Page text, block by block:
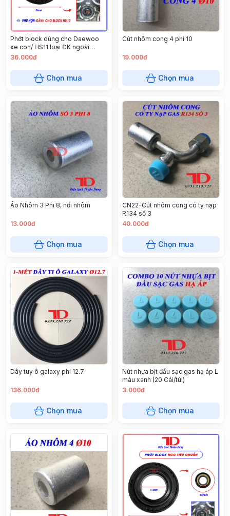
Phớt block dùng cho Daewoo
xe con/ HS11 loại ĐK ngoài
26mm - (A)* (1.7k) PDW401 -
36.000đ
Chọn mua
Cút nhôm cong 4 phi 10
19.000đ
Chọn mua
Áo Nhôm 3 Phi 8, nối nhôm
13.000đ
Chọn mua
CN22-Cút nhôm cong có ty nạp
R134 số 3
40.000đ
Chọn mua
Dây tuy ô galaxy phi 12.7
136.000đ
Chọn mua
Nút nhựa bịt đầu sạc gas hạ áp L
màu xanh (20 Cái/túi)
3.000đ
Chọn mua